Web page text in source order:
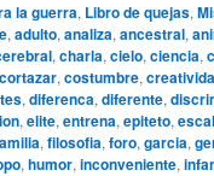
la guerra, Libro de quejas,
, adulto, analiza, ancestral,
, charla, cielo, ciencia,
cortazar, costumbre,
, diferenca, diferente,
, elite, entrena, epiteto,
, filosofia, foro, garcia,
, humor, inconveniente,